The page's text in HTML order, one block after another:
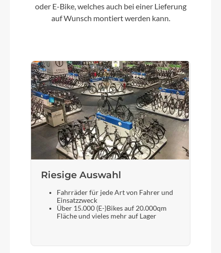
oder E-Bike, welches auch bei einer Lieferung
auf Wunsch montiert werden kann.
Riesige Auswahl
Fahrräder für jede Art von Fahrer und
Einsatzzweck
Über 15.000 (E-)Bikes auf 20.000qm
Fläche und vieles mehr auf Lager